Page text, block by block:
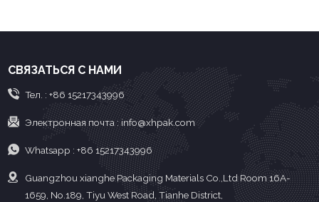
СВЯЗАТЬСЯ С НАМИ
Тел. : +86 15217343996
Электронная почта :info@xhpak.com
Whatsapp : +86 15217343996
Guangzhou xianghe Packaging Materials Co.,Ltd Room 16A-
1659, No.189, Tiyu West Road, Tianhe District,